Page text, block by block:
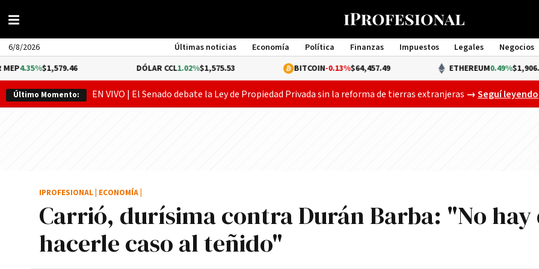
6/8/2026 Últimas noticias Economía Política Finanzas Impuestos Legales Negocios
Management
$1,579.46
1.02%$1,575.53 BITCOIN-0.13%$64,457.49 ETHEREUM 0.49%$1,906.92
Último Momento: EN VIVO | El Senado debate la Ley de Propiedad Privada sin la reforma de tierras extranjeras Gobierno
→Seguí leyendo
Carrió, durí­sima contra Durán Barba: "No hay
hacerle caso al teñido"
IPROFESIONAL ECONOMÍA